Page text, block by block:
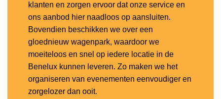
klanten en zorgen ervoor dat onze service en
ons aanbod hier naadloos op aansluiten.
Bovendien beschikken we over een
gloednieuw wagenpark, waardoor we
moeiteloos en snel op iedere locatie in de
Benelux kunnen leveren. Zo maken we het
organiseren van evenementen eenvoudiger en
zorgelozer dan ooit.